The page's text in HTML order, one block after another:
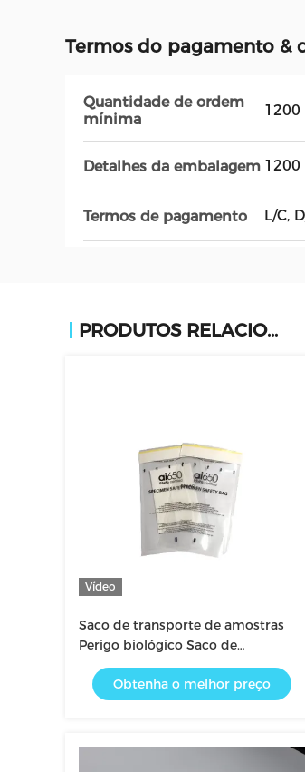
Termos do pagamento &
Quantidade de ordem
mínima
1200
Detalhes da embalagem
Termos de pagamento L/C,
PRODUTOS RELACIONADOS
Vídeo
Saco de transporte de amostras
Perigo biológico Saco de
laboratório de amostras
Obtenha o melhor preço